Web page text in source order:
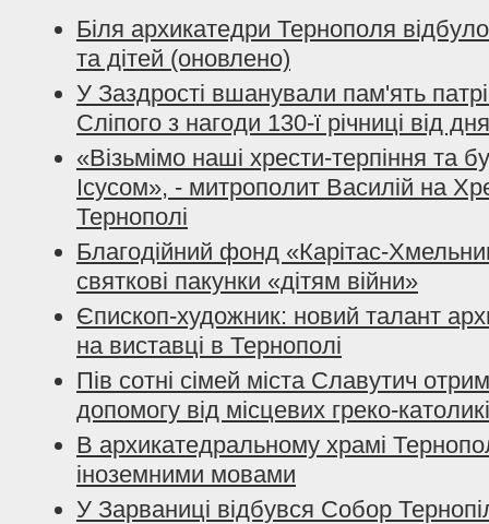
Біля архикатедри Тернополя
та дітей (оновлено)
У Заздрості вшанували пам'ять
Сліпого з нагоди 130-ї річниці від
«Візьмімо наші хрести-терпіння та
Ісусом», - митрополит Василій на
Тернополі
Благодійний фонд «Карітас-
святкові пакунки «дітям війни»
Єпископ-художник: новий талант
на виставці в Тернополі
Пів сотні сімей міста Славутич
допомогу від місцевих греко-
В архикатедральному храмі
іноземними мовами
У Зарваниці відбувся Собор